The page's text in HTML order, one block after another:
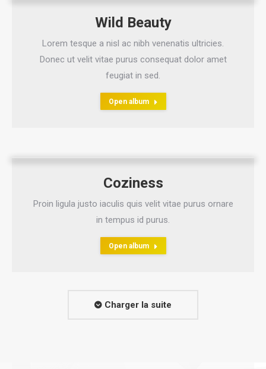
Wild Beauty
Lorem tesque a nisl ac nibh venenatis ultricies.
Donec ut velit vitae purus consequat dolor amet
feugiat in sed.
Open album
Coziness
Proin ligula justo iaculis quis velit vitae purus ornare
in tempus id purus.
Open album
Charger la suite